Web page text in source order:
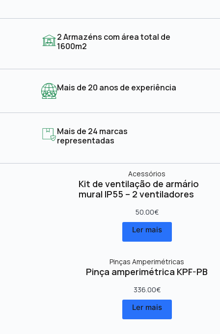
2 Armazéns com área total de
1600m2
Mais de 20 anos de experiência
Mais de 24 marcas
representadas
Acessórios
Kit de ventilação de armário
mural IP55 – 2 ventiladores
50.00€
Ler mais
Pinças Amperimétricas
Pinça amperimétrica KPF-PB
336.00€
Ler mais